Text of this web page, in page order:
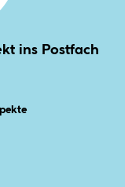
ins Postfach